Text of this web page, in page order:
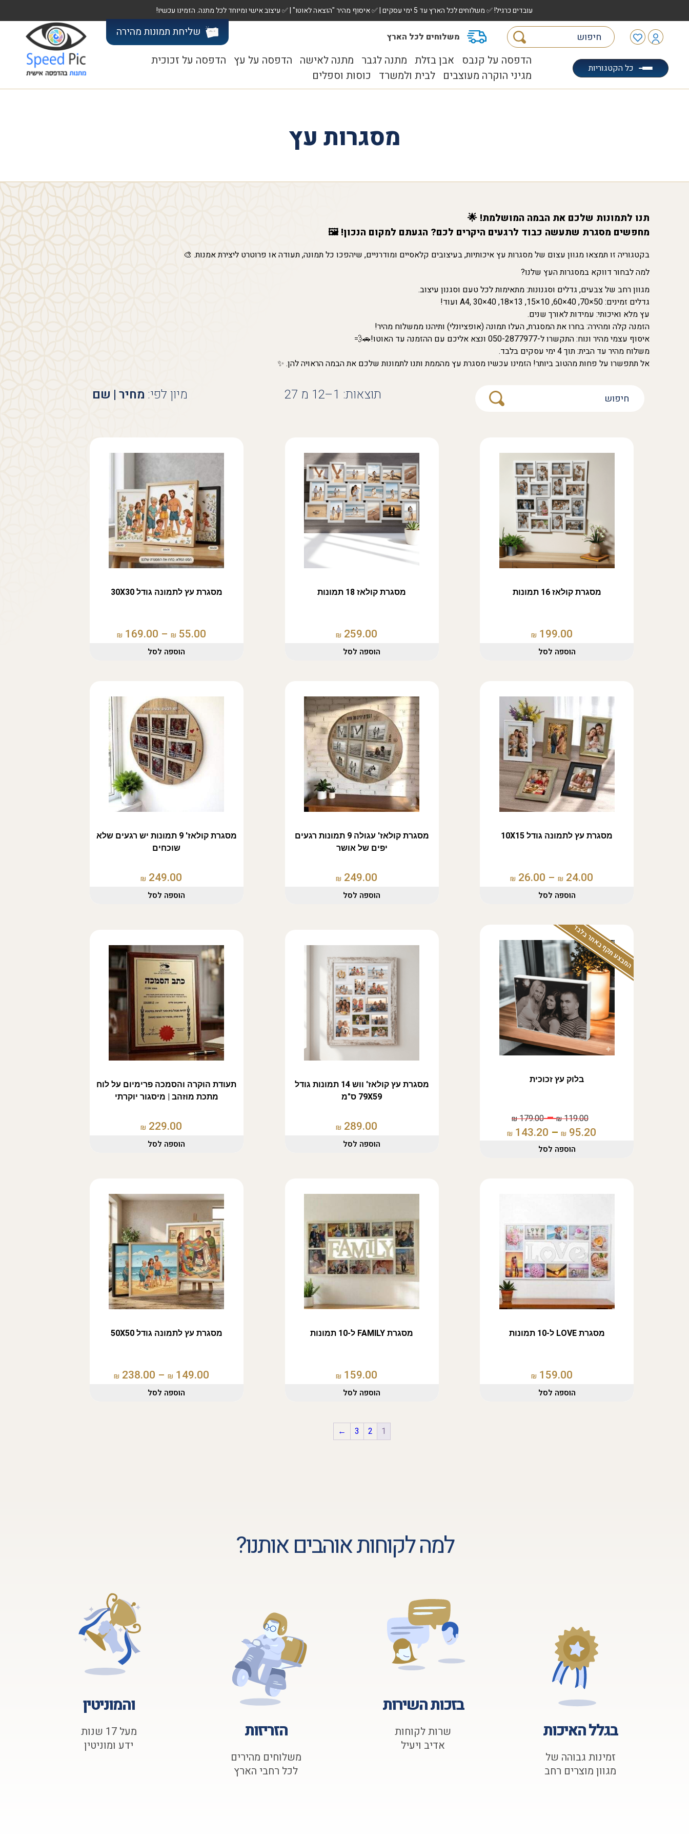
עובדים כרגיל! ✅ משלוחים לכל הארץ עד 5 ימי עסקים | ✅ איסוף מהיר "הוצאה לאוטו" | ✅ עיצוב אישי ומיוחד לכל מתנה. הזמינו עכשיו!
משלוחים לכל הארץ שליחת תמונות מהירה
כל הקטגוריות
הדפסה על קנבס אבן בזלת מתנה לגבר מתנה לאישה הדפסה על עץ הדפסה על זכוכית
מגיני הוקרה מעוצבים לבית ולמשרד כוסות וספלים
מסגרות עץ
תנו לתמונות שלכם את הבמה המושלמת! 🌟
מחפשים מסגרת שתעשה כבוד לרגעים היקרים לכם? הגעתם למקום הנכון! 🖼️
בקטגוריה זו תמצאו מגוון עצום של מסגרות עץ איכותיות, בעיצובים קלאסיים ומודרניים, שיהפכו כל תמונה, תעודה או פרוטרט ליצירת אמנות. 🎨
למה לבחור דווקא במסגרות העץ שלנו?
מגוון רחב של צבעים, גדלים וסגנונות: מתאימות לכל טעם וסגנון עיצוב.
גדלים זמינים: 50×70, 40×60, 10×15, 13×18, A4, 30×40 ועוד!
עץ מלא ואיכותי: עמידות לאורך שנים.
הזמנה קלה ומהירה: בחרו את המסגרת, העלו תמונה (אופציונלי) ותיהנו ממשלוח מהיר!
איסוף עצמי מהיר ונוח: התקשרו ל-050-2877977 ונצא אליכם עם ההזמנה עד האוטו!🚗💨
משלוח מהיר עד הבית: תוך 4 ימי עסקים בלבד.
אל תתפשרו על פחות מהטוב ביותר! הזמינו עכשיו מסגרת עץ מהממת ותנו לתמונות שלכם את הבמה הראויה להן. ✨
תוצאות: 1–12 מ 27 מיון לפי: מחיר | שם
מסגרת קולאז 16 תמונות
199.00
₪
הוספה לסל
מסגרת קולאז 18 תמונות
259.00
₪
הוספה לסל
מסגרת עץ לתמונה גודל 30X30
55.00
₪
–
169.00
₪
הוספה לסל
מסגרת עץ לתמונה גודל 10X15
24.00
₪
–
26.00
₪
הוספה לסל
מסגרת קולאז' עגולה 9 תמונות רגעים
יפים של אושר
249.00
₪
הוספה לסל
מסגרת קולאז' 9 תמונות יש רגעים שלא
שוכחים
249.00
₪
הוספה לסל
המבצע תקף באתר בלבד
בלוק עץ זכוכית
119.00
₪
–
179.00
₪
95.20
₪
–
143.20
₪
הוספה לסל
מסגרת עץ קולאז' ווש 14 תמונות גודל
79X59 ס"מ
289.00
₪
הוספה לסל
תעודת הוקרה והסמכה פרימיום על לוח
מתכת מוזהב | מיסגור יוקרתי
229.00
₪
הוספה לסל
מסגרת LOVE ל-10 תמונות
159.00
₪
הוספה לסל
מסגרת FAMILY ל-10 תמונות
159.00
₪
הוספה לסל
מסגרת עץ לתמונה גודל 50X50
149.00
₪
–
238.00
₪
הוספה לסל
1
2
3
←
למה לקוחות אוהבים אותנו?
בגלל האיכות
זמינות גבוהה של
מגוון מוצרים רחב
בזכות השירות
שרות לקוחות
אדיב ויעיל
הזריזות
משלוחים מהירים
לכל רחבי הארץ
והמוניטין
מעל 17 שנות
ידע ומוניטין